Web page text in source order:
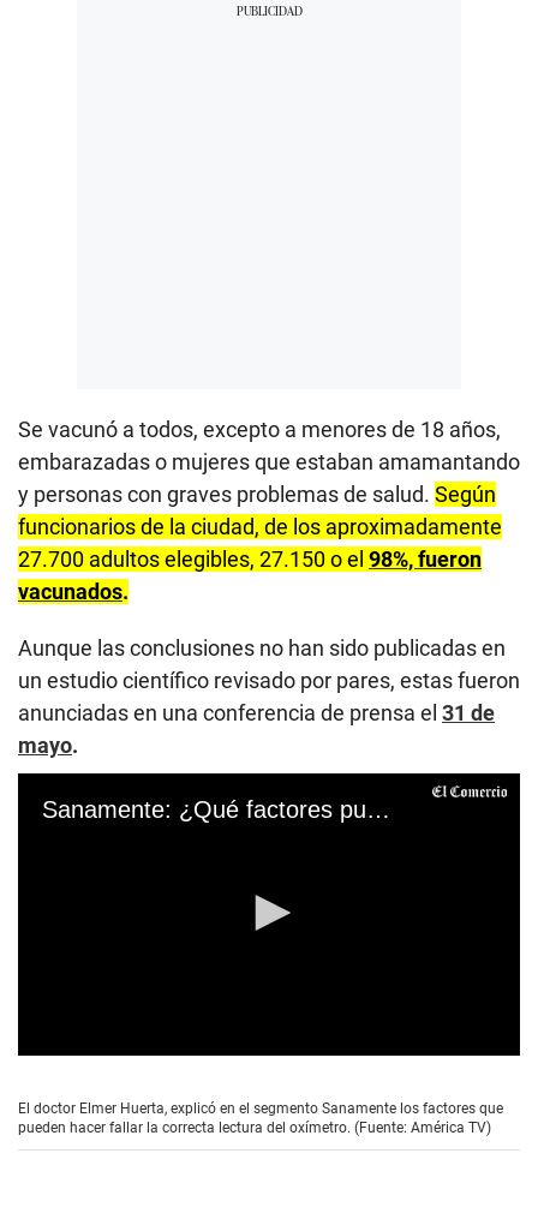
Se vacunó a todos, excepto a menores de 18 años,
embarazadas o mujeres que estaban amamantando
y personas con graves problemas de salud. Según
funcionarios de la ciudad, de los aproximadamente
27.700 adultos elegibles, 27.150 o el 98%, fueron
vacunados.
Aunque las conclusiones no han sido publicadas en
un estudio científico revisado por pares, estas fueron
anunciadas en una conferencia de prensa el 31 de
mayo.
Sanamente: ¿Qué factores pueden hacer fallar la lectura del oxímetro?
e
c
o
El doctor Elmer Huerta, explicó en el segmento Sanamente los factores que
pueden hacer fallar la correcta lectura del oxímetro. (Fuente: América TV)